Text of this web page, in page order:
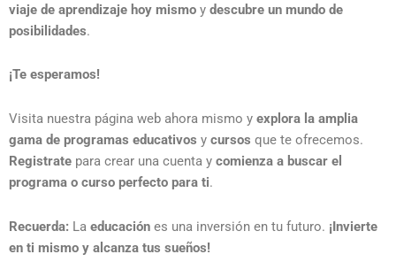
viaje de aprendizaje hoy mismo y descubre un mundo de
posibilidades.
¡Te esperamos!
Visita nuestra página web ahora mismo y explora la amplia
gama de programas educativos y cursos que te ofrecemos.
Registrate para crear una cuenta y comienza a buscar el
programa o curso perfecto para ti.
Recuerda: La educación es una inversión en tu futuro. ¡Invierte
en ti mismo y alcanza tus sueños!